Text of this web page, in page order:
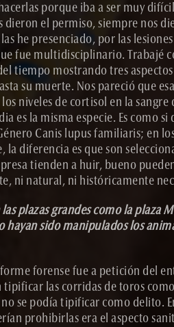
porque iba a ser muy
dieron el permiso, siempre nos
he presenciado, por las
fue multidisciplinario. Trabajé
tiempo mostrando tres
su muerte. Nos pareció que
niveles de cortisol en la
es la misma especie. Es como
Canis lupus familiaris; en
diferencia es que son
tienden a huir, bueno
ni natural, ni históricamente
plazas grandes como la
sido manipulados los
forense fue a petición del
las corridas de toros
se podía tipificar como delito.
prohibirlas era el aspecto